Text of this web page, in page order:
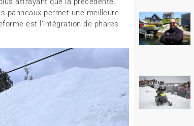
panneaux permet une meilleure
est l’intégration de phares